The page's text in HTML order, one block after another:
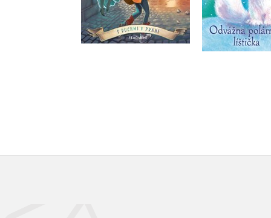
Do košíka
12,74 €
Do
7,64